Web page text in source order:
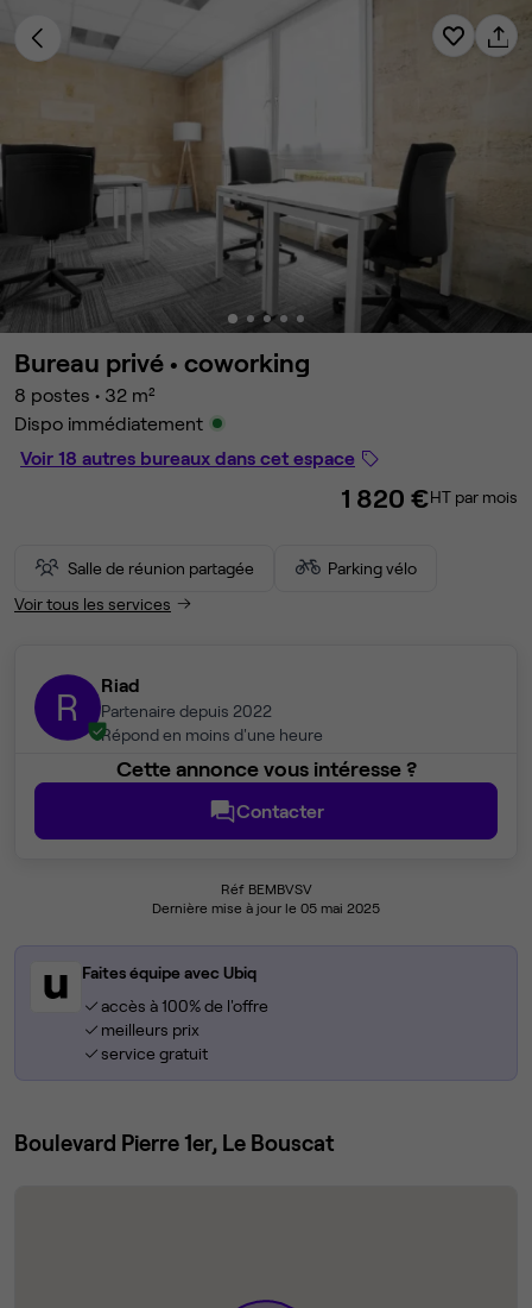
Bureau privé • coworking
8 postes • 32 m²
Dispo immédiatement
Voir 18 autres bureaux dans cet espace
1 820 €HT par mois
Salle de réunion partagée
Parking vélo
Voir tous les services
R Riad
Partenaire depuis 2022
Répond en moins d'une heure
Cette annonce vous intéresse ?
Contacter
Réf BEMBVSV
Dernière mise à jour le 05 mai 2025
Faites équipe avec Ubiq
accès à 100% de l'offre
meilleurs prix
service gratuit
Boulevard Pierre 1er, Le Bouscat